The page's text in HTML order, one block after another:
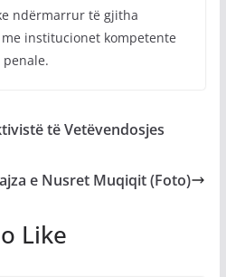
ndërmarrur të gjitha
institucionet kompetente
të Vetëvendosjes
e Nusret Muqiqit (Foto)
Like